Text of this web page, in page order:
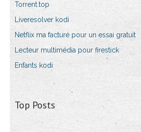
Torrent.top
Liveresolver kodi
Netflix ma facturé pour un essai gratuit
Lecteur multimédia pour firestick
Enfants kodi
Top Posts